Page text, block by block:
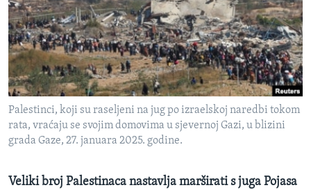
MAGAZIN
O GLASU AMERIKE
Learning English
PRATITE NAS
Jezici
Palestinci, koji su raseljeni na jug po izraelskoj naredbi tokom
rata, vraćaju se svojim domovima u sjevernoj Gazi, u blizini
grada Gaze, 27. januara 2025. godine.
Veliki broj Palestinaca nastavlja marširati s juga Pojasa